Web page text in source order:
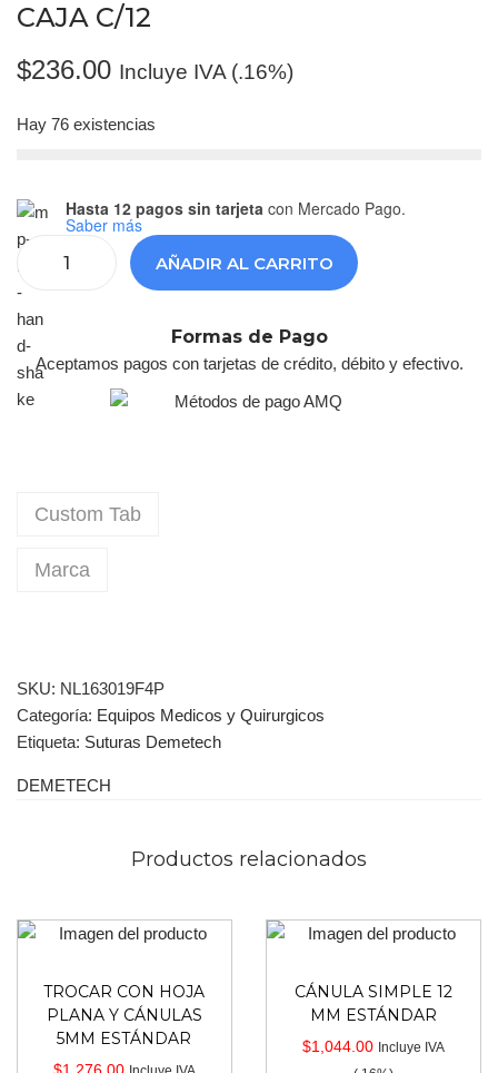
CAJA C/12
$236.00 Incluye IVA (.16%)
Hay 76 existencias
Hasta 12 pagos sin tarjetacon Mercado Pago.
Saber más
AÑADIR AL CARRITO
Formas de Pago
Aceptamos pagos con tarjetas de crédito, débito y efectivo.
Custom Tab
Marca
SKU: NL163019F4P
Categoría: Equipos Medicos y Quirurgicos
Etiqueta: Suturas Demetech
DEMETECH
Productos relacionados
TROCAR CON HOJA
PLANA Y CÁNULAS
5MM ESTÁNDAR
CÁNULA SIMPLE 12
MM ESTÁNDAR
$1,044.00 Incluye IVA